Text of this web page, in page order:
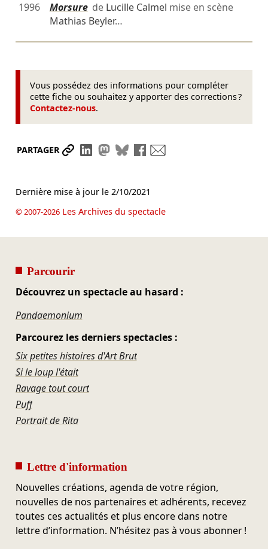
1996
Morsurede Lucille Calmel mise en scène
Mathias Beyler…
Vous possédez des informations pour compléter
cette fiche ou souhaitez y apporter des corrections ?
Contactez-nous.
PARTAGER Partager le lien
Partager sur LinkedIn
Partager sur Mastodon
Partager sur Bluesky
Partager sur Facebook
Dernière mise à jour le 2/10/2021
© 2007-2026Les Archives du spectacle
Parcourir
Découvrez un spectacle au hasard :
Pandaemonium
Parcourez les derniers spectacles :
Six petites histoires d'Art Brut
Si le loup l'était
Ravage tout court
Puff
Portrait de Rita
Lettre d'information
Nouvelles créations, agenda de votre région,
nouvelles de nos partenaires et adhérents, recevez
toutes ces actualités et plus encore dans notre
lettre d’information. N’hésitez pas à vous abonner !